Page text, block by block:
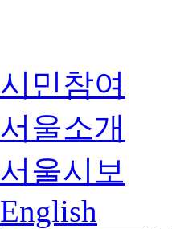
시민참여
서울소개
서울시보
English